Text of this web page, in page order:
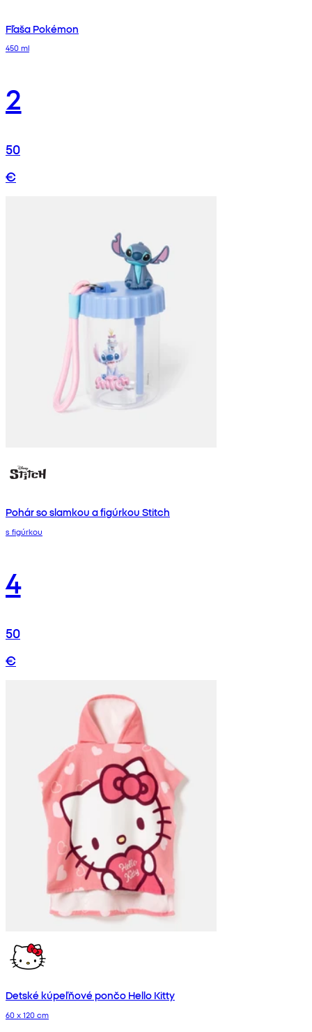
Fľaša Pokémon
450 ml
2
50
€
Pohár so slamkou a figúrkou Stitch
s figúrkou
4
50
€
Detské kúpeľňové pončo Hello Kitty
60 x 120 cm